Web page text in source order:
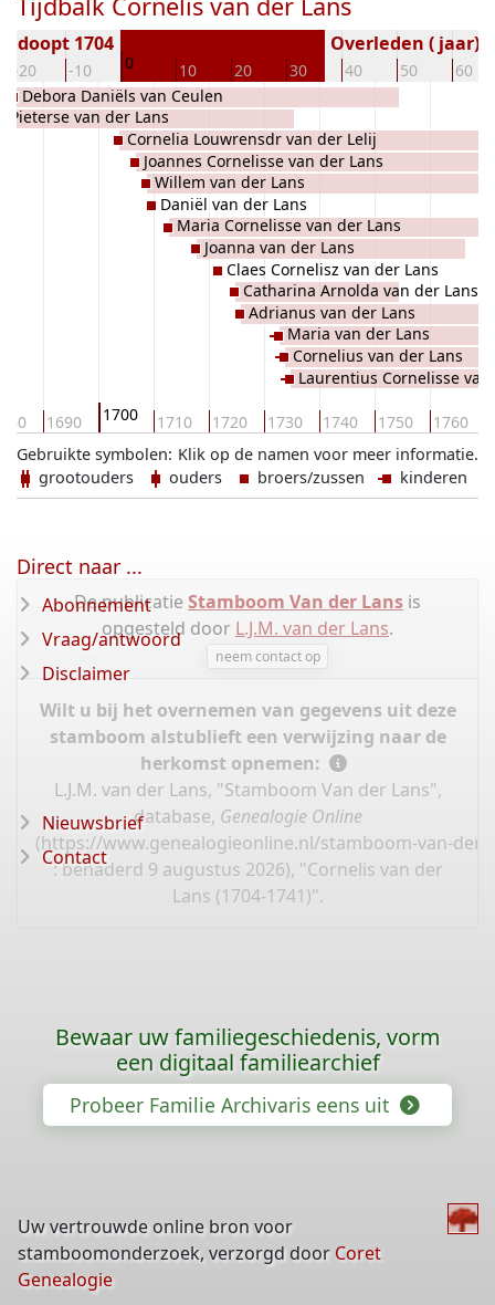
-20 -10 0 10 20 30 40 50 60
1704 Overleden ( jaar)
1690 1700 1710 1720 1730 1740 1750 1760
Pieterse van der Lans
Debora Daniëls van Ceulen
Cornelia Louwrensdr van der Lelij
Joannes Cornelisse van der Lans
Willem van der Lans
Daniël van der Lans
Maria Cornelisse van der Lans
Joanna van der Lans
Claes Cornelisz van der Lans
Catharina Arnolda van der Lans
Adrianus van der Lans
Maria van der Lans
Cornelius van der Lans
Laurentius Cornelisse
Klik op de namen voor meer informatie.
Gebruikte symbolen:
grootouders
ouders broers/zussen kinderen
De publicatie Stamboom Van der Lans is
opgesteld door L.J.M. van der Lans.
neem contact op
Wilt u bij het overnemen van gegevens uit deze
stamboom alstublieft een verwijzing naar de
herkomst opnemen:
L.J.M. van der Lans, "Stamboom Van der Lans",
database, Genealogie Online
(https://www.genealogieonline.nl/stamboom-van-der-
: benaderd 9 augustus 2026), "Cornelis van der
Lans (1704-1741)".
Direct naar ...
Abonnement
Vraag/antwoord
Disclaimer
Nieuwsbrief
Contact
Bewaar uw familiegeschiedenis, vorm
een digitaal familiearchief
Probeer Familie Archivaris eens uit
Uw vertrouwde online bron voor
stamboomonderzoek, verzorgd door Coret
Genealogie